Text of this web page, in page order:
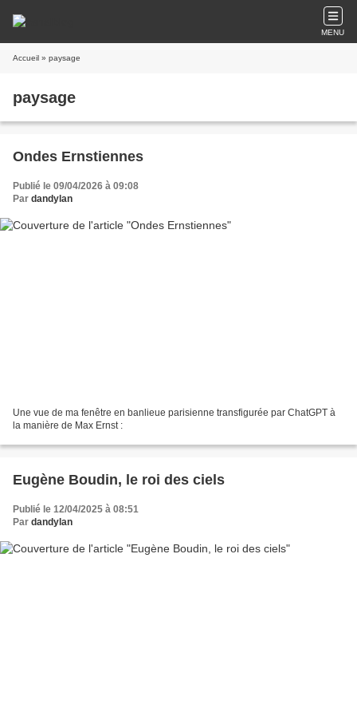
MENU
Accueil » paysage
paysage
Ondes Ernstiennes
Publié le 09/04/2026 à 09:08
Par dandylan
Une vue de ma fenêtre en banlieue parisienne transfigurée par ChatGPT à
la manière de Max Ernst :
Eugène Boudin, le roi des ciels
Publié le 12/04/2025 à 08:51
Par dandylan